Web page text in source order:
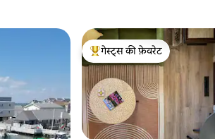
गेस्ट्स का टॉप फ़ेवरेट
गेस्ट्स की फ़ेवरेट